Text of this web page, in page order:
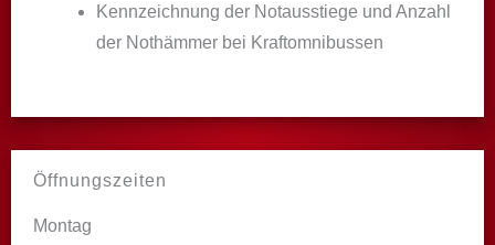
Kennzeichnung der Notausstiege und Anzahl
der Nothämmer bei Kraftomnibussen
Öffnungszeiten
Montag